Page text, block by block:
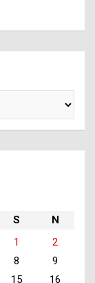
S
N
1
2
8
9
15
16